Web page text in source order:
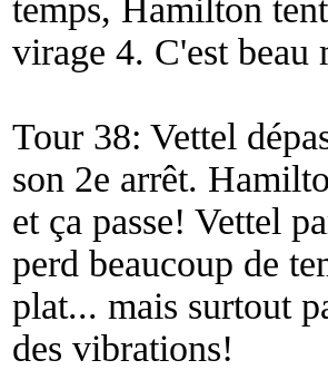
temps, Hamilton
virage 4. C'est beau
Tour 38: Vettel
son 2e arrêt.
et ça passe! Vettel
perd beaucoup de
plat... mais surtout
des vibrations!